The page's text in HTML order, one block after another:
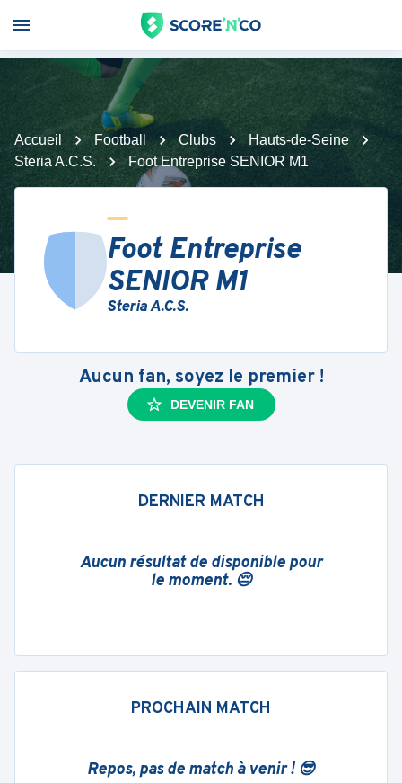
Accueil Football Clubs
Hauts-de-Seine
Steria A.C.S.
Foot Entreprise SENIOR M1
Foot Entreprise
SENIOR M1
Steria A.C.S.
Aucun fan, soyez le premier !
DEVENIR FAN
DERNIER MATCH
Aucun résultat de disponible pour
le moment. 😔
PROCHAIN MATCH
Repos, pas de match à venir ! 😎